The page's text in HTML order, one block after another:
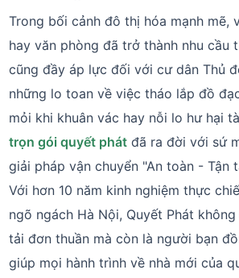
Trong bối cảnh đô thị hóa mạnh mẽ,
hay văn phòng đã trở thành nhu cầu
cũng đầy áp lực đối với cư dân Thủ
những lo toan về việc tháo lắp đồ
mỏi khi khuân vác hay nỗi lo hư hại
trọn gói quyết phát đã ra đời với sứ
giải pháp vận chuyển "An toàn - Tận
Với hơn 10 năm kinh nghiệm thực
ngõ ngách Hà Nội, Quyết Phát
tải đơn thuần mà còn là người bạn
giúp mọi hành trình về nhà mới của